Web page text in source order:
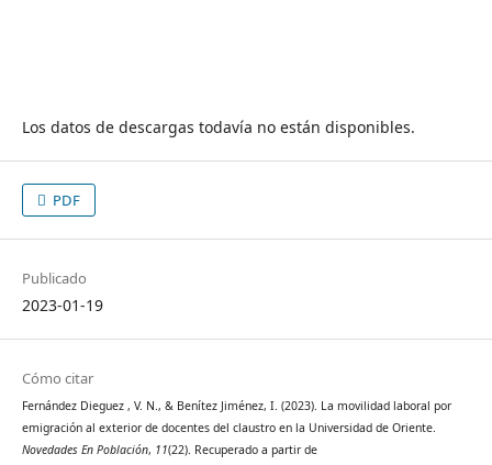
Los datos de descargas todavía no están disponibles.
PDF
Publicado
2023-01-19
Cómo citar
Fernández Dieguez , V. N., & Benítez Jiménez, I. (2023). La movilidad laboral por
emigración al exterior de docentes del claustro en la Universidad de Oriente.
Novedades En Población, 11(22). Recuperado a partir de